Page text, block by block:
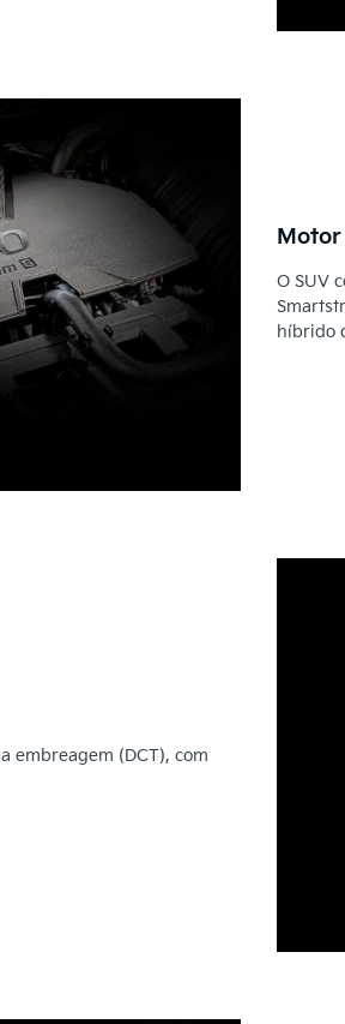
O SUV
híbrido
embreagem (DCT), com